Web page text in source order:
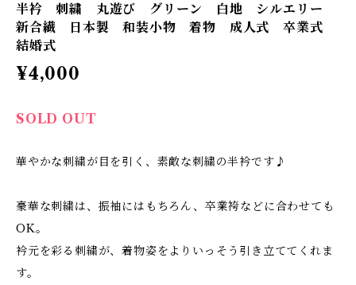
半衿 刺繍 丸遊び グリーン 白地 シルエリー
新合繊 日本製 和装小物 着物 成人式 卒業式
結婚式
¥4,000
SOLD OUT
華やかな刺繍が目を引く、素敵な刺繍の半衿です♪
豪華な刺繍は、振袖にはもちろん、卒業袴などに合わせても
OK。
衿元を彩る刺繍が、着物姿をよりいっそう引き立ててくれま
す。